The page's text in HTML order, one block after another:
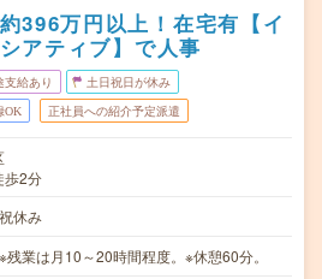
396万円以上！在宅有【イ
アティブ】で人事
支給あり 土日祝日が休み
OK 正社員への紹介予定派遣
歩2分
休み
業は月10～20時間程度。※休憩60分。